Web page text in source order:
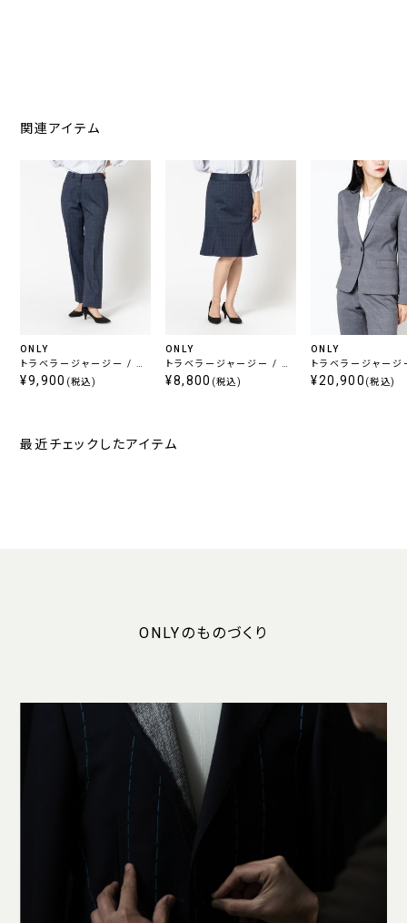
関連アイテム
ONLY
トラベラージャージー / ス
トレートパンツ ネイビーチ
¥9,900 (税込)
ONLY
トラベラージャージー / マ
ーメイドスカート ネイビー
¥8,800 (税込)
ONLY
トラベラージャー
ャケット グレーチェ
¥20,900 (税込)
最近チェックしたアイテム
ONLYのものづくり